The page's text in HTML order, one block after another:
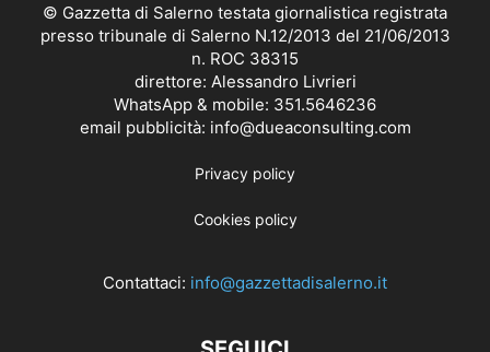
© Gazzetta di Salerno testata giornalistica registrata
presso tribunale di Salerno N.12/2013 del 21/06/2013
n. ROC 38315
direttore: Alessandro Livrieri
WhatsApp & mobile: 351.5646236
email pubblicità: info@dueaconsulting.com
Privacy policy
Cookies policy
Contattaci: info@gazzettadisalerno.it